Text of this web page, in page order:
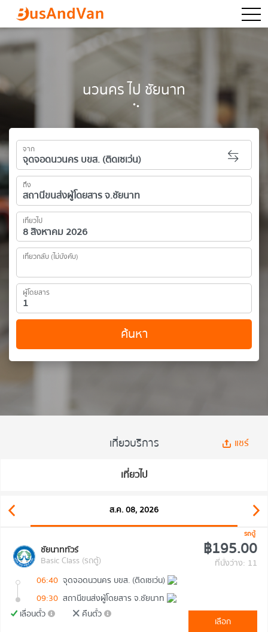
นวนคร ไป ชัยนาท
จาก
ถึง
เที่ยวไป
เที่ยวกลับ (ไม่บังคับ)
ผู้โดยสาร
ค้นหา
เที่ยวบริการ แชร์
เที่ยวไป
ส.ค. 08, 2026
รถตู้
ชัยนาททัวร์
Basic Class (รถตู้)
฿195.00
ที่นั่งว่าง: 11
06:40 จุดจอดนวนคร บขส. (ติดเซเว่น)
09:30 สถานีขนส่งผู้โดยสาร จ.ชัยนาท
เลื่อนตั๋ว
คืนตั๋ว
เลือก